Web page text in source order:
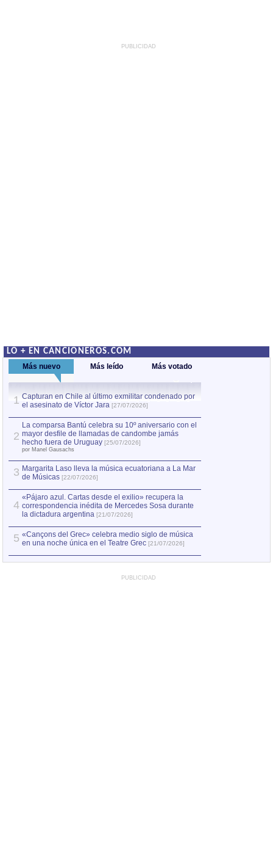
PUBLICIDAD
LO + EN CANCIONEROS.COM
Más nuevo Más leído Más votado
1 Capturan en Chile al último exmilitar condenado por
el asesinato de Víctor Jara [27/07/2026]
2
La comparsa Bantú celebra su 10º aniversario con el
mayor desfile de llamadas de candombe jamás
hecho fuera de Uruguay [25/07/2026]
por Manel Gausachs
3 Margarita Laso lleva la música ecuatoriana a La Mar
de Músicas [22/07/2026]
4
«Pájaro azul. Cartas desde el exilio» recupera la
correspondencia inédita de Mercedes Sosa durante
la dictadura argentina [21/07/2026]
5 «Cançons del Grec» celebra medio siglo de música
en una noche única en el Teatre Grec [21/07/2026]
PUBLICIDAD